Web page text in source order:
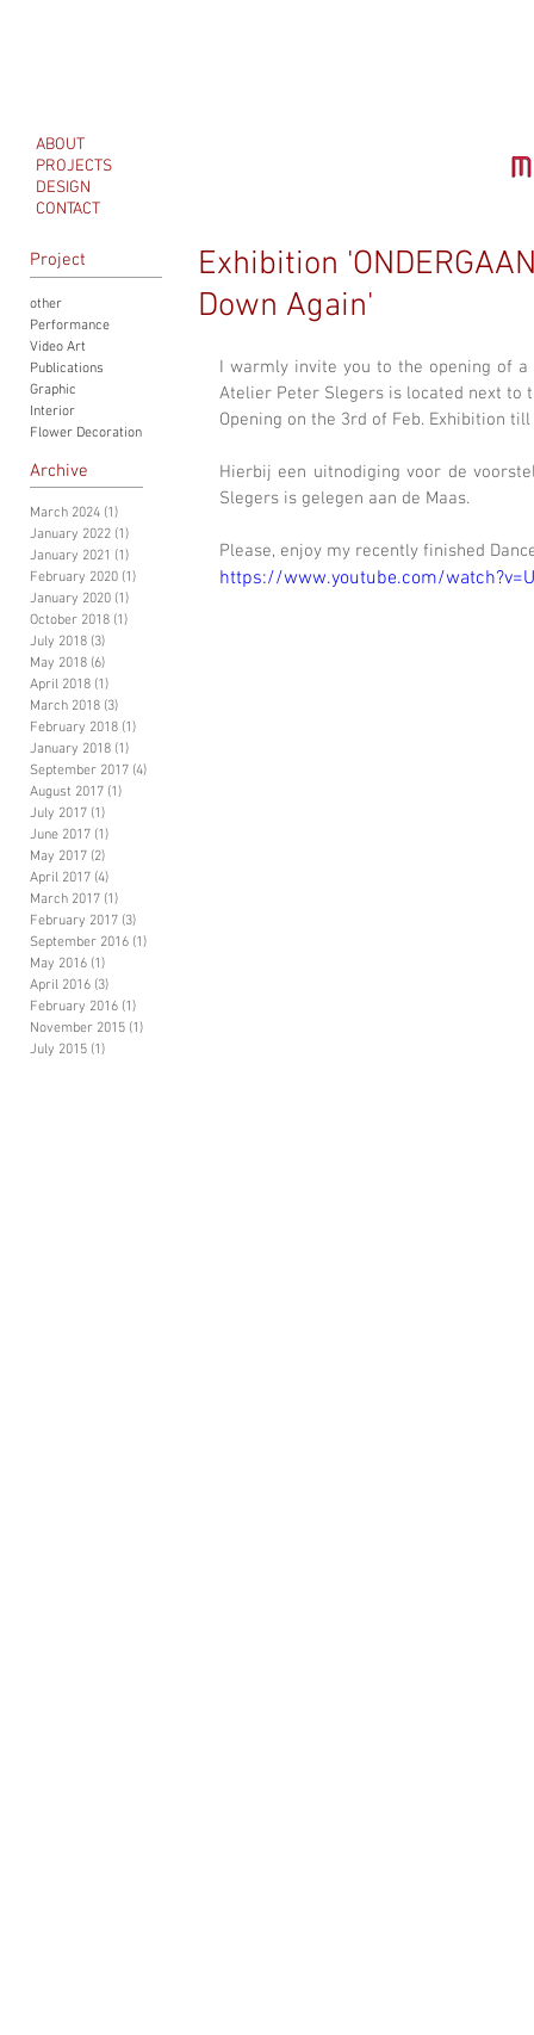
ABOUT
PROJECTS
DESIGN
CONTACT
Project
other
Performance
Video Art
Publications
Graphic
Interior
Flower Decoration
Archive
March 2024 (1)
January 2022 (1)
January 2021 (1)
February 2020 (1)
January 2020 (1)
October 2018 (1)
July 2018 (3)
May 2018 (6)
April 2018 (1)
March 2018 (3)
February 2018 (1)
January 2018 (1)
September 2017 (4)
August 2017 (1)
July 2017 (1)
June 2017 (1)
May 2017 (2)
April 2017 (4)
March 2017 (1)
February 2017 (3)
September 2016 (1)
May 2016 (1)
April 2016 (3)
February 2016 (1)
November 2015 (1)
July 2015 (1)
Exhibition
Down Again'
I warmly invite you to the opening of a
Atelier Peter Slegers is located next to
Opening on the 3rd of Feb. Exhibition
Hierbij een uitnodiging voor de
Slegers is gelegen aan de Maas.
Please, enjoy my recently finished
https://www.youtube.com/